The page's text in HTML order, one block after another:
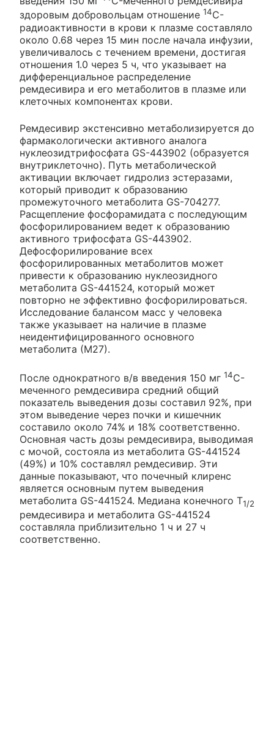
здоровым добровольцам отношение 14C-
радиоактивности в крови к плазме составляло
около 0.68 через 15 мин после начала инфузии,
увеличивалось с течением времени, достигая
отношения 1.0 через 5 ч, что указывает на
дифференциальное распределение
ремдесивира и его метаболитов в плазме или
клеточных компонентах крови.
Ремдесивир экстенсивно метаболизируется до
фармакологически активного аналога
нуклеозидтрифосфата GS-443902 (образуется
внутриклеточно). Путь метаболической
активации включает гидролиз эстеразами,
который приводит к образованию
промежуточного метаболита GS-704277.
Расщепление фосфорамидата с последующим
фосфорилированием ведет к образованию
активного трифосфата GS-443902.
Дефосфорилирование всех
фосфорилированных метаболитов может
привести к образованию нуклеозидного
метаболита GS-441524, который может
повторно не эффективно фосфорилироваться.
Исследование балансом масс у человека
также указывает на наличие в плазме
неидентифицированного основного
метаболита (М27).
После однократного в/в введения 150 мг 14C-
меченного ремдесивира средний общий
показатель выведения дозы составил 92%, при
этом выведение через почки и кишечник
составило около 74% и 18% соответственно.
Основная часть дозы ремдесивира, выводимая
с мочой, состояла из метаболита GS-441524
(49%) и 10% составлял ремдесивир. Эти
данные показывают, что почечный клиренс
является основным путем выведения
метаболита GS-441524. Медиана конечного T1/2
ремдесивира и метаболита GS-441524
составляла приблизительно 1 ч и 27 ч
соответственно.